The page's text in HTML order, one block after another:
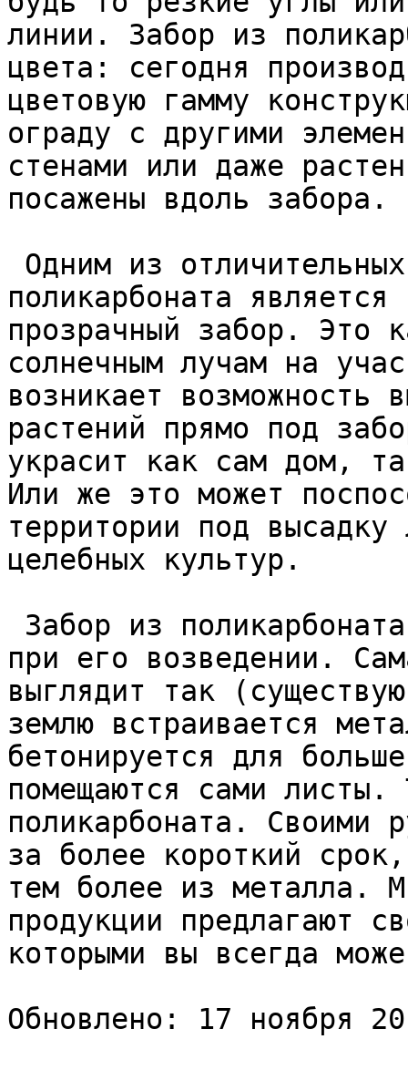
линии. Забор из
цвета: сегодня
цветовую гамму
ограду с другими
стенами или даже
посажены вдоль
поликарбоната
прозрачный забор. Это
солнечным лучам на
возникает возможность
растений прямо под
украсит как сам дом,
Или же это может
территории под
целебных культур.
при его возведении.
выглядит так
землю встраивается
бетонируется для
помещаются сами
поликарбоната. Своими
за более короткий
тем более из металла.
продукции предлагают
которыми вы всегда